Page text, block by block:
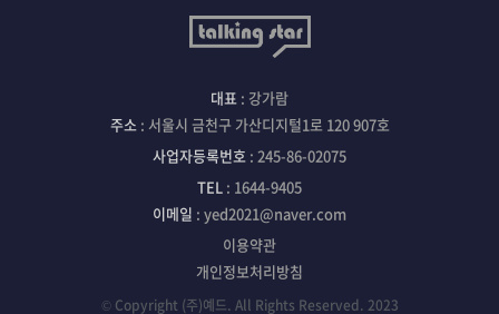
대표 : 강가람
주소: 서울시 금천구 가산디지털1로 120 907호
사업자등록번호 : 245-86-02075
TEL : 1644-9405
이메일 : yed2021@naver.com
이용약관
개인정보처리방침
© Copyright (주)예드. All Rights Reserved. 2023